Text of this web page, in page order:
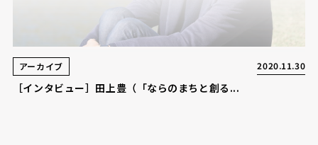
アーカイブ 2020.11.30
［インタビュー］田上豊（「ならのまちと創る...